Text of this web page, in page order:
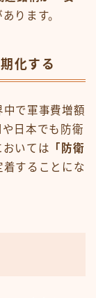
ります。
化する
で軍事費増額
日本でも防衛
いては 「防衛
着することにな